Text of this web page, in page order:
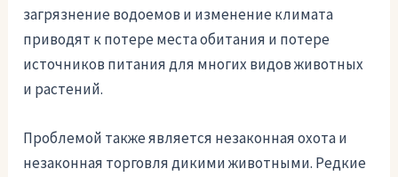
загрязнение водоемов и изменение климата
приводят к потере места обитания и потере
источников питания для многих видов животных
и растений.
Проблемой также является незаконная охота и
незаконная торговля дикими животными. Редкие